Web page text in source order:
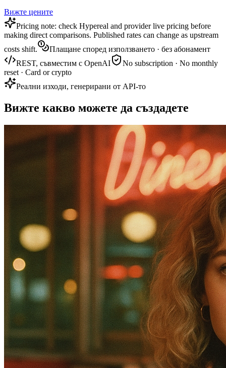
Вижте цените
Pricing note: check Hypereal and provider live pricing before
making direct comparisons. Published rates can change as upstream
costs shift.
Плащане според използването · без абонамент
REST, съвместим с OpenAI
No subscription · No monthly
reset · Card or crypto
Реални изходи, генерирани от API-то
Вижте какво можете да създадете